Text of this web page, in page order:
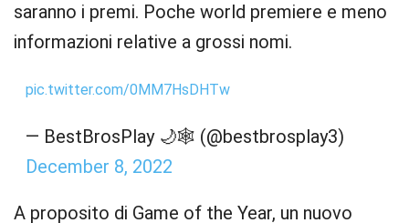
saranno i premi. Poche world premiere e meno
informazioni relative a grossi nomi.
pic.twitter.com/0MM7HsDHTw
— BestBrosPlay 🌙🕸 (@bestbrosplay3)
December 8, 2022
A proposito di Game of the Year, un nuovo